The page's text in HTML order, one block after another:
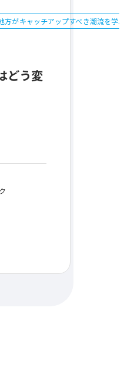
方がキャッチアップすべき潮流を学ぶ
どう変